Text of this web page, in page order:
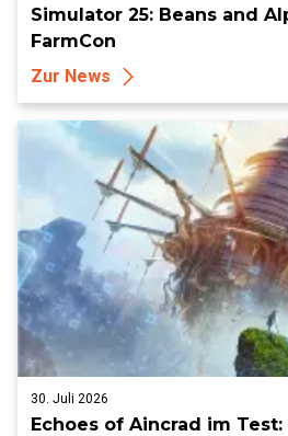
Simulator 25: Beans and
FarmCon
Zur News
30. Juli 2026
Echoes of Aincrad im Test: